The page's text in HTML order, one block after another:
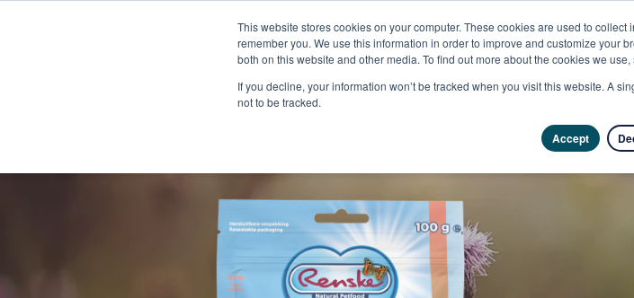
This website stores cookies on your computer. These cookies are used to
remember you. We use this information in order to improve and customize your
both on this website and other media. To find out more about the cookies we
If you decline, your information won’t be tracked when you visit this website. A
not to be tracked.
Accept